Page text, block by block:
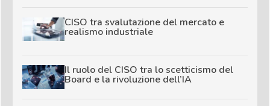
CISO tra svalutazione del mercato e
realismo industriale
Il ruolo del CISO tra lo scetticismo del
Board e la rivoluzione dell’IA